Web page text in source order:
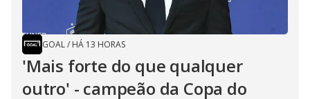
GOAL/ HÁ 13 HORAS
'Mais forte do que qualquer
outro' - campeão da Copa do